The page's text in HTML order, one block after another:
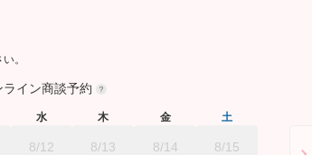
。
ライン商談予約
水
8/12
木
8/13
金
8/14
土
8/15